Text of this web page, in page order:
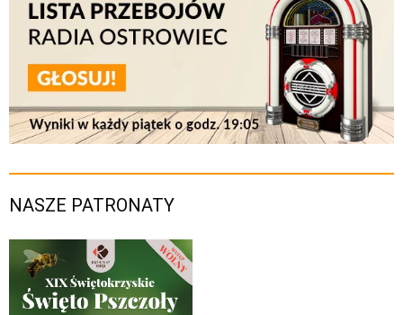
NASZE PATRONATY